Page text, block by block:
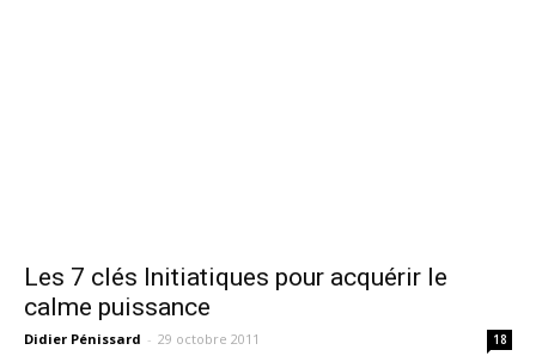
Les 7 clés Initiatiques pour acquérir le
calme puissance
Didier Pénissard - 29 octobre 2011 18